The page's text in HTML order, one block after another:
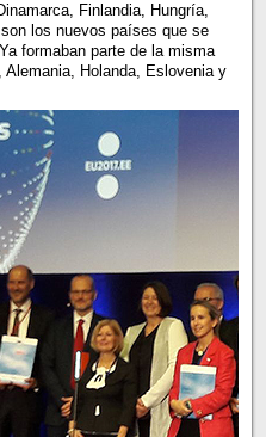
Finlandia, Hungría,
los nuevos países que se
formaban parte de la misma
Holanda, Eslovenia y